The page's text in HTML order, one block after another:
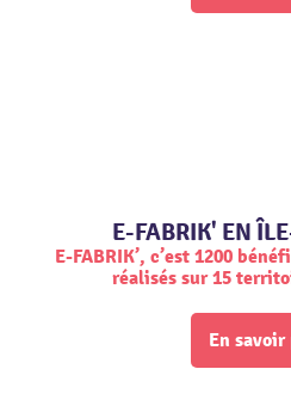
E-FABRIK' EN
E-FABRIK’, c’est 1200
réalisés sur 15
En